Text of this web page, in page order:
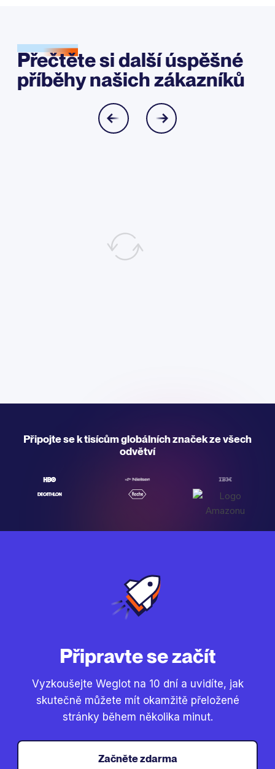
Přečtěte si další úspěšné
příběhy našich zákazníků
Připojte se k tisícům globálních značek ze všech
odvětví
Připravte se začít
Vyzkoušejte Weglot na 10 dní a uvidíte, jak
skutečně můžete mít okamžitě přeložené
stránky během několika minut.
Začněte zdarma